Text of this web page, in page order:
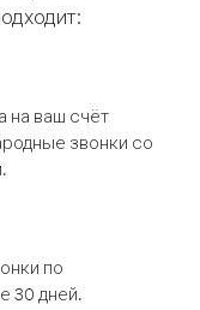
на ваш счёт
звонки со
по
30 дней.